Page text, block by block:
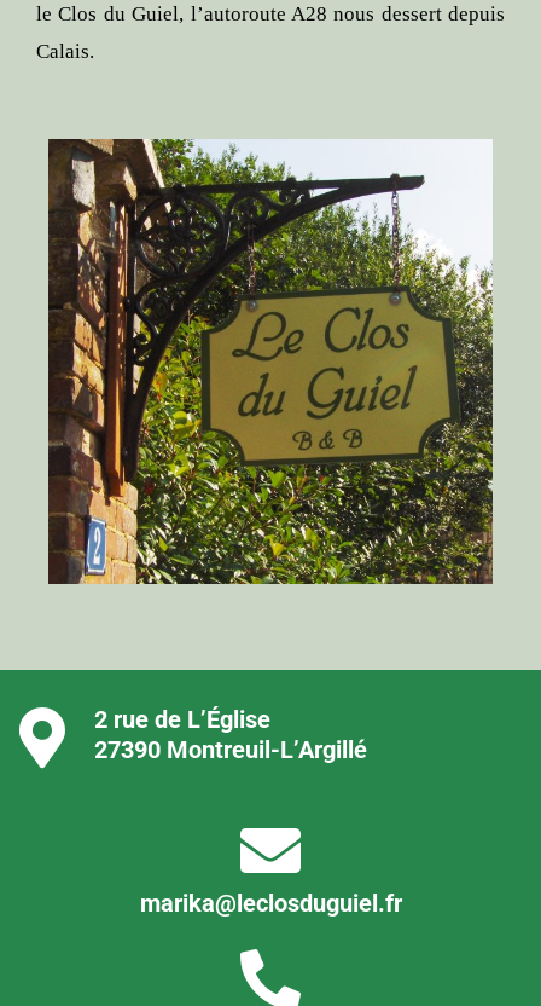
le Clos du Guiel, l’autoroute A28 nous dessert depuis
Calais.
2 rue de L’Église
27390 Montreuil-L’Argillé
marika@leclosduguiel.fr